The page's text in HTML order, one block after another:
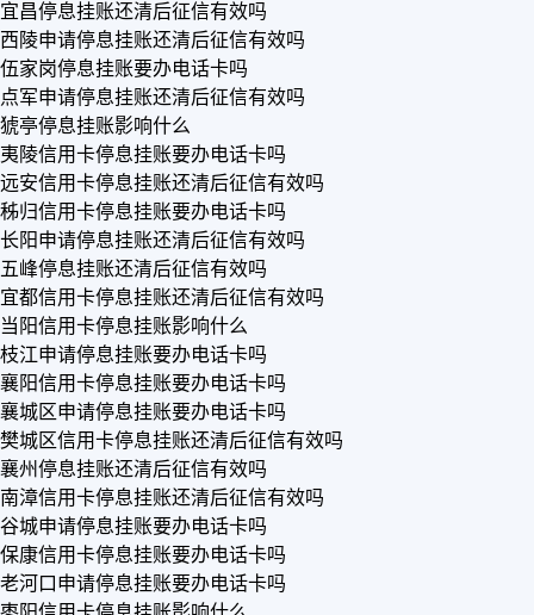
宜昌停息挂账还清后征信有效吗
西陵申请停息挂账还清后征信有效吗
伍家岗停息挂账要办电话卡吗
点军申请停息挂账还清后征信有效吗
猇亭停息挂账影响什么
夷陵信用卡停息挂账要办电话卡吗
远安信用卡停息挂账还清后征信有效吗
秭归信用卡停息挂账要办电话卡吗
长阳申请停息挂账还清后征信有效吗
五峰停息挂账还清后征信有效吗
宜都信用卡停息挂账还清后征信有效吗
当阳信用卡停息挂账影响什么
枝江申请停息挂账要办电话卡吗
襄阳信用卡停息挂账要办电话卡吗
襄城区申请停息挂账要办电话卡吗
樊城区信用卡停息挂账还清后征信有效吗
襄州停息挂账还清后征信有效吗
南漳信用卡停息挂账还清后征信有效吗
谷城申请停息挂账要办电话卡吗
保康信用卡停息挂账要办电话卡吗
老河口申请停息挂账要办电话卡吗